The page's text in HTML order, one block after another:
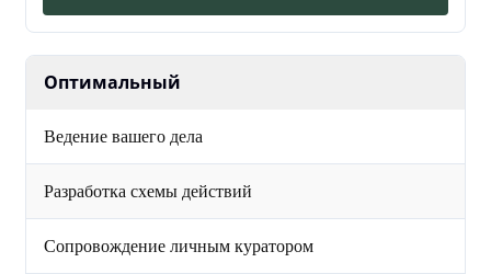
Оптимальный
Ведение вашего дела
Разработка схемы действий
Сопровождение личным куратором